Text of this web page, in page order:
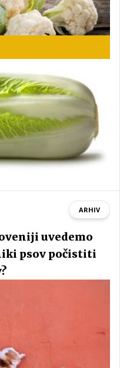
ARHIV
uvedemo
psov počistiti